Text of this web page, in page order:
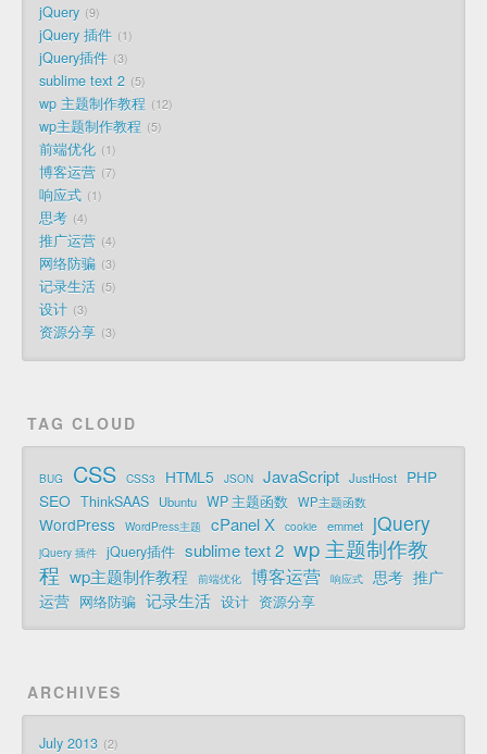
jQuery 9
jQuery 插件 1
jQuery插件 3
sublime text 2 5
wp 主题制作教程 12
wp主题制作教程 5
前端优化 1
博客运营 7
响应式 1
思考 4
推广运营 4
网络防骗 3
记录生活 5
设计 3
资源分享 3
TAG CLOUD
BUG CSS CSS3 HTML5 JSON JavaScript JustHost
PHP
SEO ThinkSAAS Ubuntu WP 主题函数 WP主题函数
WordPress WordPress主题 cPanel X cookie emmet jQuery
jQuery 插件 jQuery插件 sublime text 2 wp 主题制作教
程 wp主题制作教程 前端优化 博客运营 响应式 思考 推广
运营 网络防骗 记录生活 设计 资源分享
ARCHIVES
July 2013 2